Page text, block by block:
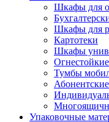
Шкафы для
Шкафы для
Картотеки
Шкафы
Тумбы
Упаковочные